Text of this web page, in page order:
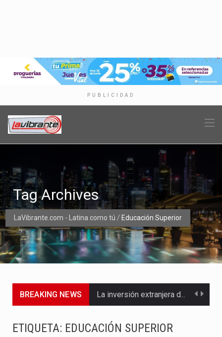
PUBLICIDAD
LaVibrante.com - Latina como tú / Educación Superior
Tag Archives
BREAKING NEWS La inversión extranjera directa en Colombia comenzó a dar señales…
ETIQUETA: EDUCACIÓN SUPERIOR